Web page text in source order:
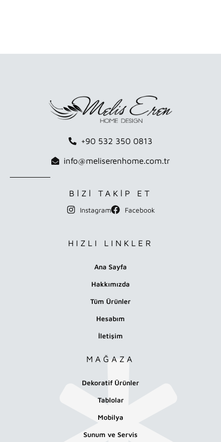
+90 532 350 0813
info@meliserenhome.com.tr
BİZİ TAKİP ET
Instagram Facebook
HIZLI LINKLER
Ana Sayfa
Hakkımızda
Tüm Ürünler
Hesabım
İletişim
MAĞAZA
Dekoratif Ürünler
Tablolar
Mobilya
Sunum ve Servis